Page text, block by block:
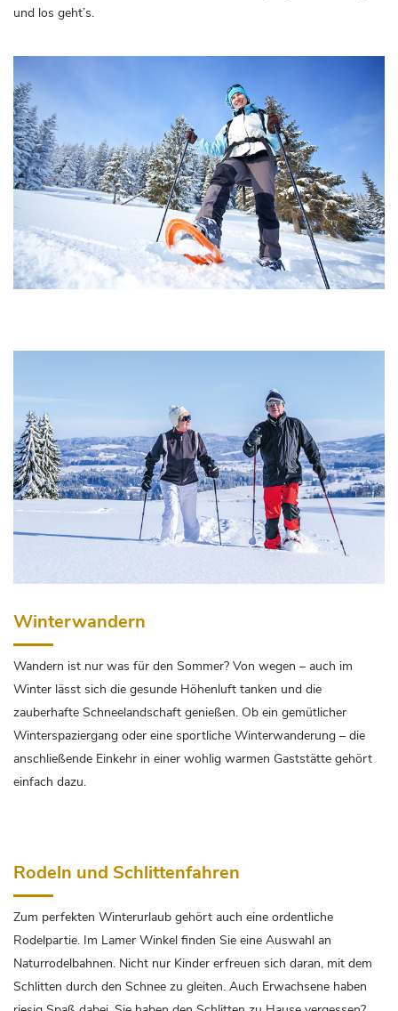
und los geht’s.
Winterwandern
Wandern ist nur was für den Sommer? Von wegen – auch im
Winter lässt sich die gesunde Höhenluft tanken und die
zauberhafte Schneelandschaft genießen. Ob ein gemütlicher
Winterspaziergang oder eine sportliche Winterwanderung – die
anschließende Einkehr in einer wohlig warmen Gaststätte gehört
einfach dazu.
Rodeln und Schlittenfahren
Zum perfekten Winterurlaub gehört auch eine ordentliche
Rodelpartie. Im Lamer Winkel finden Sie eine Auswahl an
Naturrodelbahnen. Nicht nur Kinder erfreuen sich daran, mit dem
Schlitten durch den Schnee zu gleiten. Auch Erwachsene haben